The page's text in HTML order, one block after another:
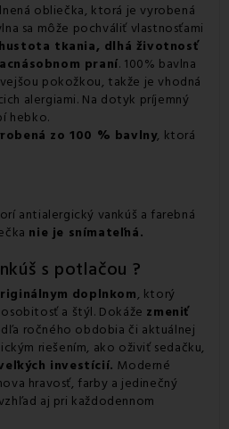
obliečka, ktorá je vyrobená
sa môže pochváliť vlastnosťami
tkania, dlhá životnosť
praní. 100% bavlna
pokožkou, takže je vhodná
alergiami. Na dotyk príjemný
hebko.
zo 100 % bavlny, ktorá
antialergický vankúš a farebná
nie je snímateľná.
s potlačou ?
doplnkom, ktorý
a štýl. Dokáže zmeniť
ročného obdobia či aktuálnej
riešením, ako oživiť sedačku,
investícií. Moderné
hravosť, farby a jedinečný
aj pri každodennom